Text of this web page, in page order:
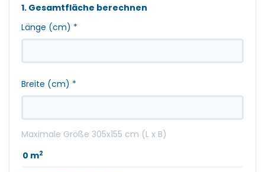
1. Gesamtfläche berechnen
Länge (cm) *
Breite (cm) *
Maximale Größe 305x155 cm (L x B)
0 m2